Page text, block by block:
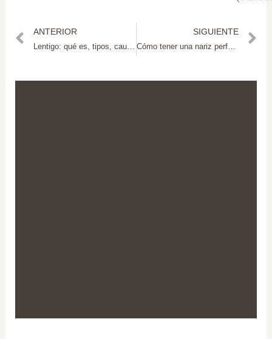
ANTERIOR
Lentigo: qué es, tipos, causas y tratamientos dermatológicos
SIGUIENTE
Cómo tener una nariz perfecta